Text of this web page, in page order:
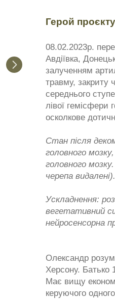
Герой
08.02.2023р.
Авдіївка,
залученням
травму, закриту
середнього
лівої гемісфери
осколкове
Стан після
головного
головного
черепа видалені).
Ускладнення:
вегетативний
нейросенсорна
Олександр
Херсону. Батько
Має вищу
керуючого